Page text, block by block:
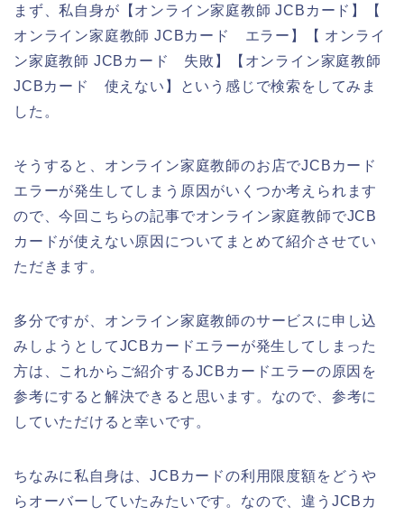
まず、私自身が【オンライン家庭教師 JCBカード】【
オンライン家庭教師 JCBカード エラー】【 オンライ
ン家庭教師 JCBカード 失敗】【オンライン家庭教師
JCBカード 使えない】という感じで検索をしてみま
した。
そうすると、オンライン家庭教師のお店でJCBカード
エラーが発生してしまう原因がいくつか考えられます
ので、今回こちらの記事でオンライン家庭教師でJCB
カードが使えない原因についてまとめて紹介させてい
ただきます。
多分ですが、オンライン家庭教師のサービスに申し込
みしようとしてJCBカードエラーが発生してしまった
方は、これからご紹介するJCBカードエラーの原因を
参考にすると解決できると思います。なので、参考に
していただけると幸いです。
ちなみに私自身は、JCBカードの利用限度額をどうや
らオーバーしていたみたいです。なので、違うJCBカ